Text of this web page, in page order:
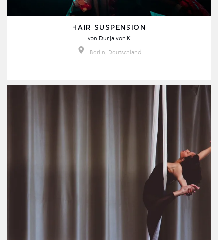
HAIR SUSPENSION
von Dunja von K
Berlin, Deutschland